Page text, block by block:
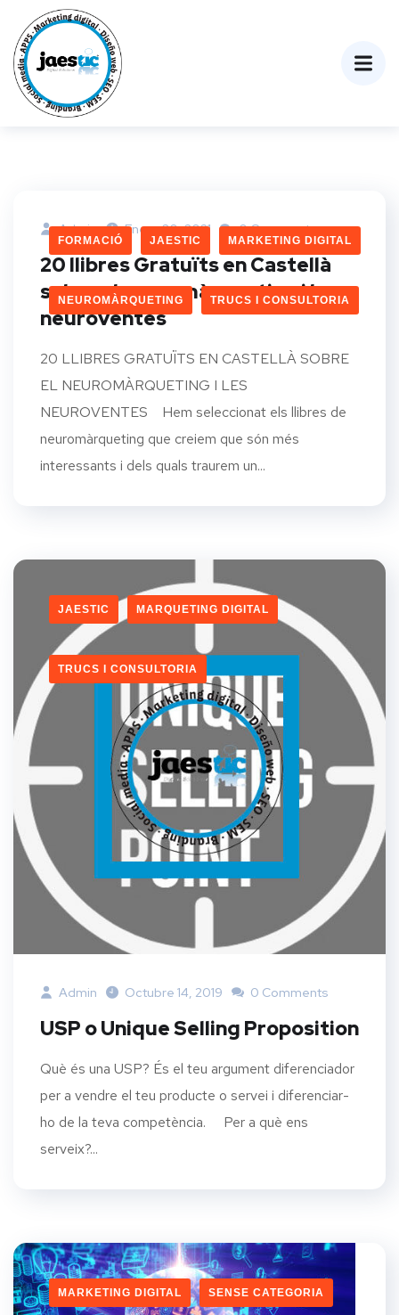
FORMACIÓ JAESTIC MARKETING DIGITAL
NEUROMÀRQUETING TRUCS I CONSULTORIA
Admin Enero 20, 2021 0 Comments
20 llibres Gratuïts en Castellà
sobre el neuromàrqueting i les
neuroventes
20 LLIBRES GRATUÏTS EN CASTELLÀ SOBRE
EL NEUROMÀRQUETING I LES
NEUROVENTES Hem seleccionat els llibres de
neuromàrqueting que creiem que són més
interessants i dels quals traurem un...
JAESTIC MARQUETING DIGITAL
TRUCS I CONSULTORIA
Admin Octubre 14, 2019 0 Comments
USP o Unique Selling Proposition
Què és una USP? És el teu argument diferenciador
per a vendre el teu producte o servei i diferenciar-
ho de la teva competència. Per a què ens
serveix?...
MARKETING DIGITAL SENSE CATEGORIA